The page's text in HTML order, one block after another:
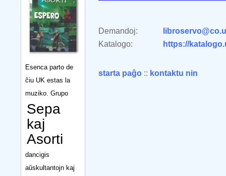
Esenca parto de
ĉiu UK estas la
muziko. Grupo
Sepa
kaj
Asorti
dancigis
aŭskultantojn kaj
Demandoj:
Katalogo:
https://
starta paĝo :: kontaktu nin